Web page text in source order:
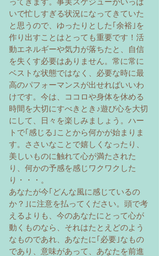
ってきます。事実スケジューがいっぱ
いで忙しすぎる状況になってきていた
と思うので、ゆったりとした｢余裕｣を
作り出すことはとっても重要です！活
動エネルギーや気力が落ちたと、自信
を失くす必要はありません。常に常に
ベストな状態ではなく、必要な時に最
高のパフォーマンスが出せればいいわ
けです。今は、ココロや身体を休める
時間を大切にすべきとき♪遊び心を大切
にして、日々を楽しみましょう。ハー
トで｢感じる｣ことから何かが始まりま
す。ささいなことで嬉しくなったり、
美しいものに触れて心が満たされた
り、何かの予感を感じワクワクした
り・・・。
あなたが今｢どんな風に感じているの
か？｣に注意を払ってください。頭で考
えるよりも、今のあなたにとって心が
動くものなら、それはたとえどのよう
なものであれ、あなたに｢必要｣なもの
であり、意味があって、あなたを前進